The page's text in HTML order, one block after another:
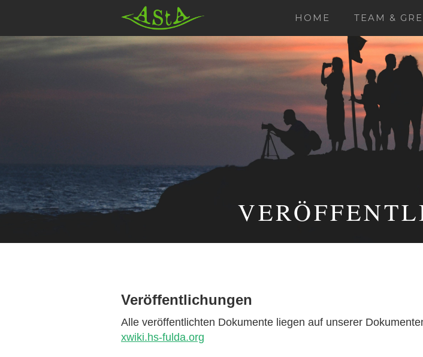
AStA HSF HOME TEAM &
Veröffentlichungen
Alle veröffentlichten Dokumente liegen auf unserer
xwiki.hs-fulda.org